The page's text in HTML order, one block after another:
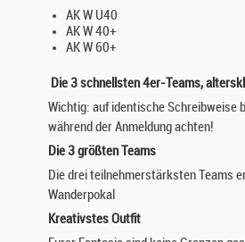
AK W U40
AK W 40+
AK W 60+
Die 3 schnellsten 4er-Teams,
Wichtig: auf identische Schreibweise
während der Anmeldung achten!
Die 3 größten Teams
Die drei teilnehmerstärksten Teams
Wanderpokal
Kreativstes Outfit